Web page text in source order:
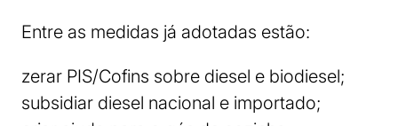
Entre as medidas já adotadas estão:
zerar PIS/Cofins sobre diesel e biodiesel;
subsidiar diesel nacional e importado;